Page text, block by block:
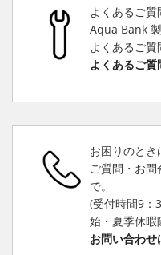
よくあるご質
Aqua Bank
よくあるご質
よくあるご
お困りのとき
ご質問・お
で。
(受付時間9：
始・夏季休暇
お問い合わせ